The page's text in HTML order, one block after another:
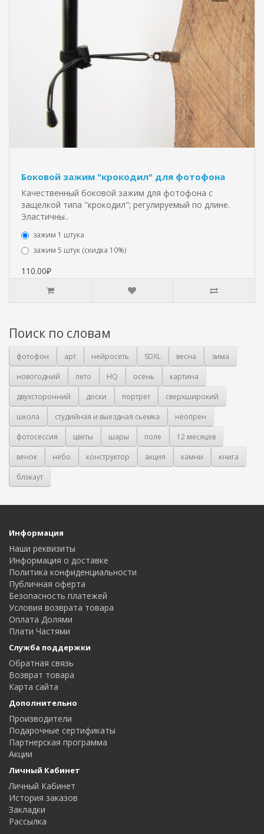
Боковой зажим "крокодил" для фотофона
Качественный боковой зажим для фотофона с
защелкой типа "крокодил"; регулируемый по длине.
Эластичны..
зажим 1 штука
зажим 5 штук (скидка 10%)
110.00₽
Поиск по словам
фотофон арт нейросеть SDXL весна
зима
новогодний
лето HQ осень
картина
двухсторонний
доски портрет
сверхширокий
школа
студийная и выездная сьемка
неопрен
фотосессия
цветы шары поле
12 месяцев
венок
небо конструктор акция камни
книга
блэкаут
Информация
Наши реквизиты
Информация о доставке
Политика конфиденциальности
Публичная оферта
Безопасность платежей
Условия возврата товара
Оплата Долями
Плати Частями
Служба поддержки
Обратная связь
Возврат товара
Карта сайта
Дополнительно
Производители
Подарочные сертификаты
Партнерская программа
Акции
Личный Кабинет
Личный Кабинет
История заказов
Закладки
Рассылка